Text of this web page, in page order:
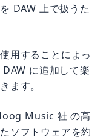
DAW 上で扱うた
用することによっ
に追加して楽
ます。
Music 社 の高
ソフトウェアを約